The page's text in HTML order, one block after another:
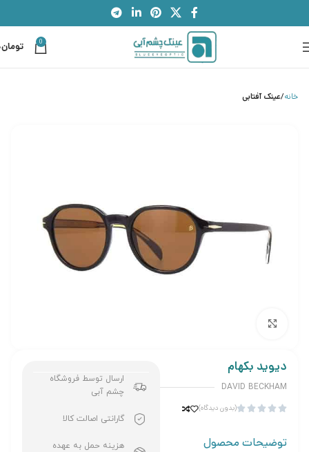
0 تومان
خانه عینک آفتابی
دیوید بکهام
DAVID BECKHAM




(بدون دیدگاه)
توضیحات محصول
ارسال توسط فروشگاه
چشم آبی
گارانتی اصالت کالا
هزینه حمل به عهده